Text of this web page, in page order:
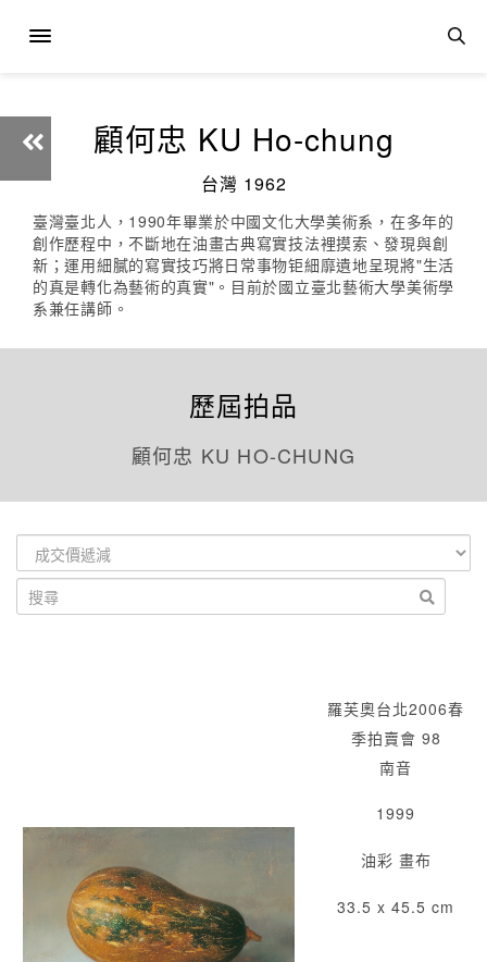
顧何忠 KU Ho-chung
台灣 1962
臺灣臺北人，1990年畢業於中國文化大學美術系，在多年的
創作歷程中，不斷地在油畫古典寫實技法裡摸索、發現與創
新；運用細膩的寫實技巧將日常事物钜細靡遺地呈現將"生活
的真是轉化為藝術的真實"。目前於國立臺北藝術大學美術學
系兼任講師。
歷屆拍品
顧何忠 KU HO-CHUNG
羅芙奧台北2006春
季拍賣會 98
南音
1999
油彩 畫布
33.5 x 45.5 cm